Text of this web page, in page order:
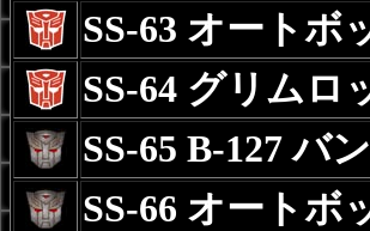
SS-63 オートボ
SS-64 グリムロ
SS-65 B-127 バ
SS-66 オートボ